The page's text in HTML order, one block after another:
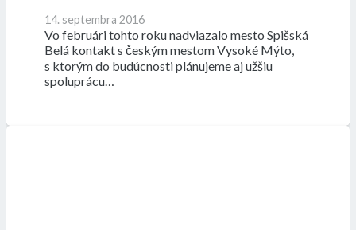
14. septembra 2016
Vo februári tohto roku nadviazalo mesto Spišská
Belá kontakt s českým mestom Vysoké Mýto,
s ktorým do budúcnosti plánujeme aj užšiu
spoluprácu…